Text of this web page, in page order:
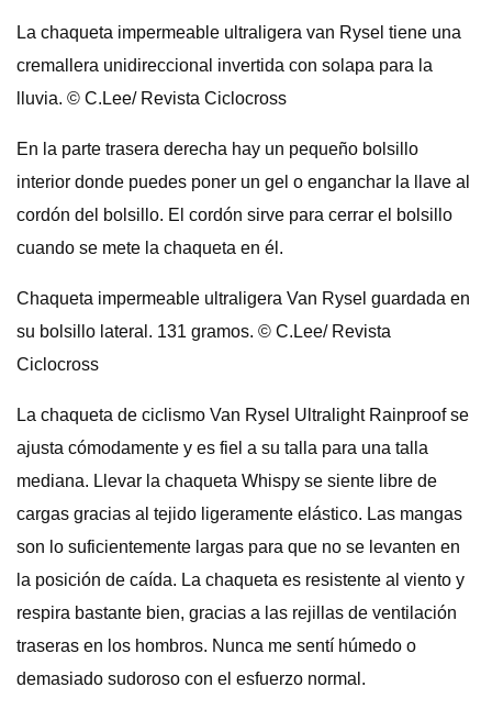
La chaqueta impermeable ultraligera van Rysel tiene una
cremallera unidireccional invertida con solapa para la
lluvia. © C.Lee/ Revista Ciclocross
En la parte trasera derecha hay un pequeño bolsillo
interior donde puedes poner un gel o enganchar la llave al
cordón del bolsillo. El cordón sirve para cerrar el bolsillo
cuando se mete la chaqueta en él.
Chaqueta impermeable ultraligera Van Rysel guardada en
su bolsillo lateral. 131 gramos. © C.Lee/ Revista
Ciclocross
La chaqueta de ciclismo Van Rysel Ultralight Rainproof se
ajusta cómodamente y es fiel a su talla para una talla
mediana. Llevar la chaqueta Whispy se siente libre de
cargas gracias al tejido ligeramente elástico. Las mangas
son lo suficientemente largas para que no se levanten en
la posición de caída. La chaqueta es resistente al viento y
respira bastante bien, gracias a las rejillas de ventilación
traseras en los hombros. Nunca me sentí húmedo o
demasiado sudoroso con el esfuerzo normal.